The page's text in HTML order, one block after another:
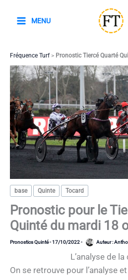
MENU
Fréquence Turf> Pronostic Tiercé Quarté
base Quinte Tocard
Pronostic pour le
Quinté du mardi 18
Pronostics Quinté-17/10/2022- Auteur :
L’analyse de
On se retrouve pour l’analyse